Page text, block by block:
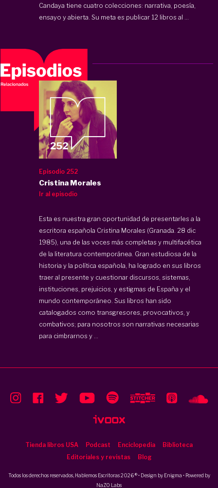
Candaya tiene cuatro colecciones: narrativa, poesía,
ensayo y abierta. Su meta es publicar 12 libros al ...
Episodio 252
Cristina Morales
Ir al episodio
Esta es nuestra gran oportunidad de presentarles a la
escritora española Cristina Morales (Granada. 28 dic
1985), una de las voces más completas y multifacética
de la literatura contemporánea. Gran estudiosa de la
historia y la política española, ha logrado en sus libros
traer al presente y cuestionar discursos, sistemas,
instituciones, prejuicios, y estigmas de España y el
mundo contemporáneo. Sus libros han sido
catalogados como transgresores, provocativos, y
combativos; para nosotros son narrativas necesarias
para cimbrarnos y ...
Tienda libros USA Podcast Enciclopedia
Biblioteca
Editoriales y revistas
Blog
Todos los derechos reservados, Hablemos Escritoras 2026 ® • Design by Enigma • Powered by
NaZO Labs